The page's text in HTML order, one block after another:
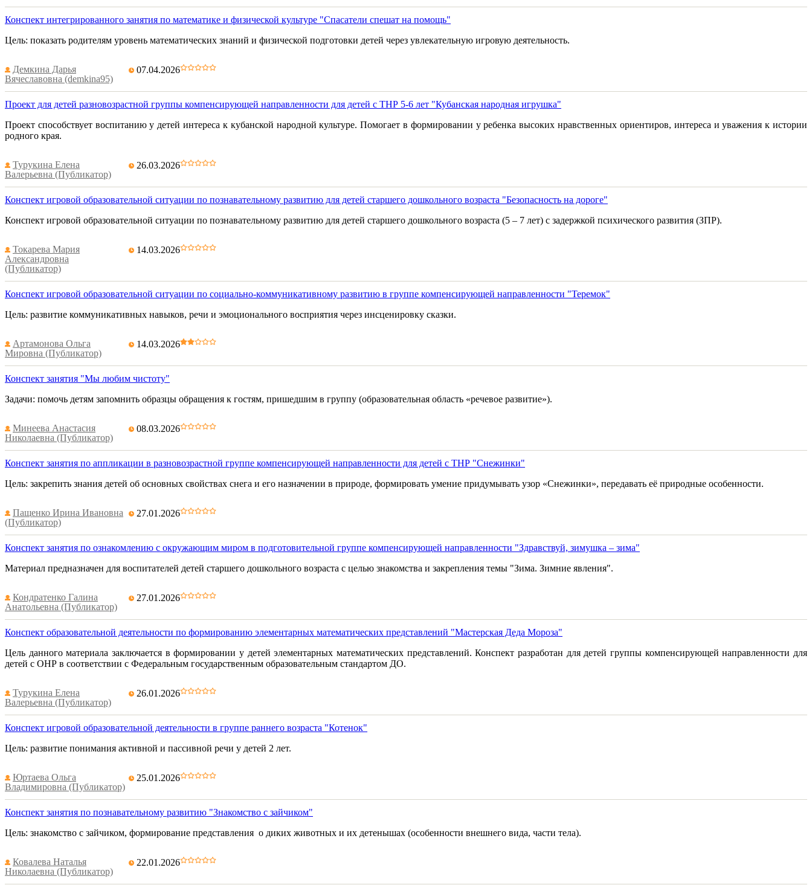
Конспект интегрированного занятия по математике и физической культуре "Спасатели спешат на помощь"
Цель: показать родителям уровень математических знаний и физической подготовки детей через увлекательную игровую деятельность.
Демкина Дарья
Вячеславовна (demkina95)
07.04.2026
Проект для детей разновозрастной группы компенсирующей направленности для детей с ТНР 5-6 лет "Кубанская народная игрушка"
Проект способствует воспитанию у детей интереса к кубанской народной культуре. Помогает в формировании у ребенка высоких нравственных ориентиров, интереса и уважения к истории
родного края.
Турукина Елена
Валерьевна (Публикатор)
26.03.2026
Конспект игровой образовательной ситуации по познавательному развитию для детей старшего дошкольного возраста "Безопасность на дороге"
Конспект игровой образовательной ситуации по познавательному развитию для детей старшего дошкольного возраста (5 – 7 лет) с задержкой психического развития (ЗПР).
Токарева Мария
Александровна
(Публикатор)
14.03.2026
Конспект игровой образовательной ситуации по социально-коммуникативному развитию в группе компенсирующей направленности "Теремок"
Цель: развитие коммуникативных навыков, речи и эмоционального восприятия через инсценировку сказки.
Артамонова Ольга
Мировна (Публикатор)
14.03.2026
Конспект занятия "Мы любим чистоту"
Задачи: помочь детям запомнить образцы обращения к гостям, пришедшим в группу (образовательная область «речевое развитие»).
Минеева Анастасия
Николаевна (Публикатор)
08.03.2026
Конспект занятия по аппликации в разновозрастной группе компенсирующей направленности для детей с ТНР "Снежинки"
Цель: закрепить знания детей об основных свойствах снега и его назначении в природе, формировать умение придумывать узор «Снежинки», передавать её природные особенности.
Пащенко Ирина Ивановна
(Публикатор)
27.01.2026
Конспект занятия по ознакомлению с окружающим миром в подготовительной группе компенсирующей направленности "Здравствуй, зимушка – зима"
Материал предназначен для воспитателей детей старшего дошкольного возраста с целью знакомства и закрепления темы "Зима. Зимние явления".
Кондратенко Галина
Анатольевна (Публикатор)
27.01.2026
Конспект образовательной деятельности по формированию элементарных математических представлений "Мастерская Деда Мороза"
Цель данного материала заключается в формировании у детей элементарных математических представлений. Конспект разработан для детей группы компенсирующей направленности для
детей с ОНР в соответствии с Федеральным государственным образовательным стандартом ДО.
Турукина Елена
Валерьевна (Публикатор)
26.01.2026
Конспект игровой образовательной деятельности в группе раннего возраста "Котенок"
Цель: развитие понимания активной и пассивной речи у детей 2 лет.
Юртаева Ольга
Владимировна (Публикатор)
25.01.2026
Конспект занятия по познавательному развитию "Знакомство с зайчиком"
Цель: знакомство с зайчиком, формирование представления о диких животных и их детенышах (особенности внешнего вида, части тела).
Ковалева Наталья
Николаевна (Публикатор)
22.01.2026